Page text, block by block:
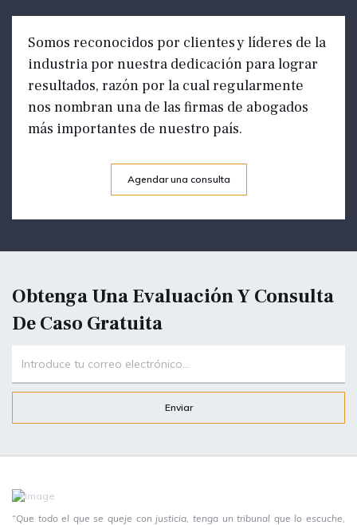
Somos reconocidos por clientes y líderes de la
industria por nuestra dedicación para lograr
resultados, razón por la cual regularmente
nos nombran una de las firmas de abogados
más importantes de nuestro país.
Agendar una consulta
Obtenga Una Evaluación Y Consulta
De Caso Gratuita
Enviar
“Que todo el que se queje con justicia, tenga un tribunal que lo escuche,